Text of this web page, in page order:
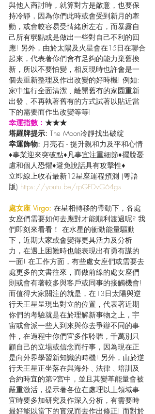
與他人商討時，就算對方是敵意，也要保
持冷靜，因為你們此時或會受到新月的牽
動，或會較容易受情緒所左右，而暴露自
己所有弱點或是做出一些對自己不利的回
應! 另外，由於太陽及火星會在15日在聯合
起來，代表著你們會有足夠的能力棄舊換
新，所以不要怕變，相反現時也許會是一
個去重新整理及作出改變的好時機! 例如:
家中進行全面清潔﹑離開舊有的家園重新
出發﹑不再執著舊有的方式試著以貼近當
下的需要而作出改變等等!
幸運指數： ★★★
塔羅牌提示: The Moon冷靜找出破綻
幸運飾物: 月亮石 - 提升親和力及平和心情
♦事業迎來突破點♦凡事宜注重細節♦擺脫憂
慮和個人恐懼♦避免說話具有攻擊性♦
立即線上收看最新12星座運程預測 (粵語
版) https://youtu.be/rpGFDvG64gs
處女座 Virgo: 在星相轉移的帶動下，各處
女座們需要如何去應對才能順利渡過呢? 我
們即刻來看看！ 在水星的衝勁能量驅動
下，近期大家或會變得更具活力及分析
力，在遇上困難時也能表現出有勇有謀的
一面! 在工作方面，有些處女座們或需要去
處更多的文書往來，而做前線的處女座們
則或會有著較多與客戶或同事的接觸機會!
而值得大家關注的就是，在13日太陽與逆
行天王星呈現出對立的位置，代表著近期
你們的考驗就是在於理解新事物之上，宇
宙或會派一些人到來與你去爭辯不同的事
件，在過程中你們宜多作聆聽，千萬別只
顧自己的立場或信念而行事，因為現在正
是向外界學習新知識的時機! 另外，由於逆
行天王星正坐落在與海外﹑法律﹑培訓及
合約時宜的第9宮中，並且其變革能量會被
嚴重激活，提示著各位在處理以上領域事
宜時要多加研究及作深入分析，有需要時
最好能以當下的實況而去作出修正! 而對於